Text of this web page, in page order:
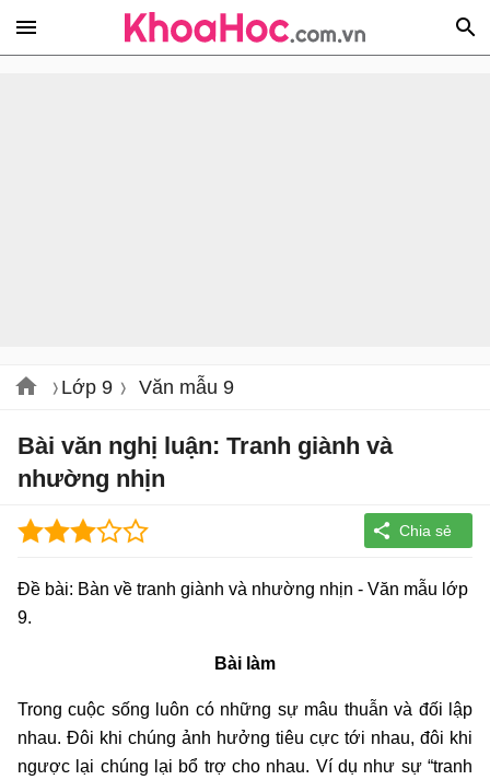
Lớp 9 Văn mẫu 9
Bài văn nghị luận: Tranh giành và
nhường nhịn
Đề bài: Bàn về tranh giành và nhường nhịn - Văn mẫu lớp
9.
Bài làm
Trong cuộc sống luôn có những sự mâu thuẫn và đối lập
nhau. Đôi khi chúng ảnh hưởng tiêu cực tới nhau, đôi khi
ngược lại chúng lại bổ trợ cho nhau. Ví dụ như sự “tranh